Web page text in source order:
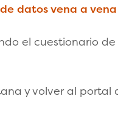
datos vena a
el cuestionario
y volver al